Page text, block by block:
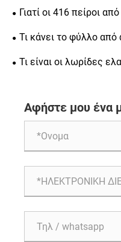
απαραίτητες για
Γιατί οι 416 πείροι
απαραίτητοι για
Τι κάνει το φύλλο
φωτεινό φινίρισμα μια
Τι είναι οι λωρίδες
Αφήστε μου ένα